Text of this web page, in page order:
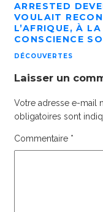
ARRESTED
VOULAIT
L’AFRIQUE, À
CONSCIENCE
DÉCOUVERTES
Laisser un
Votre adresse e-mail
obligatoires sont
Commentaire *